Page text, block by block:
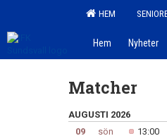
HEM
Hem Nyheter
Matcher
AUGUSTI 2026
09
sön 13:00